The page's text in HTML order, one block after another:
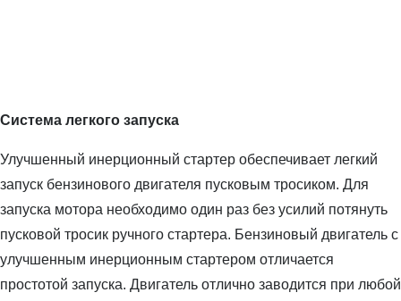
Система легкого запуска
Улучшенный инерционный стартер обеспечивает легкий
запуск бензинового двигателя пусковым тросиком. Для
запуска мотора необходимо один раз без усилий потянуть
пусковой тросик ручного стартера. Бензиновый двигатель с
улучшенным инерционным стартером отличается
простотой запуска. Двигатель отлично заводится при любой